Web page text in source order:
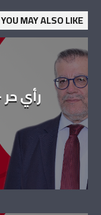
YOU MAY ALSO LIKE
رأي